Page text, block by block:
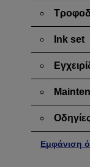
Ink set
Εμφάνιση